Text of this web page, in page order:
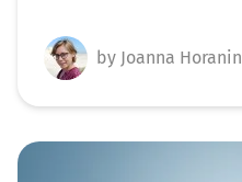
by Joanna Horanin